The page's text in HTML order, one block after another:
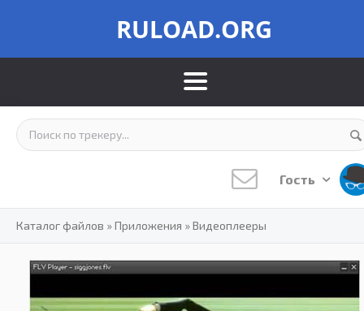
RULOAD.ORG
Гость
Каталог файлов »Приложения »Видеоплееры